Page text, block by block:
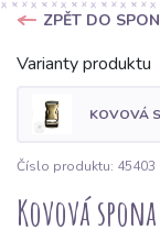
ZPĚT DO
Varianty produktu
KOVOVÁ
Číslo produktu: 45403
Kovová